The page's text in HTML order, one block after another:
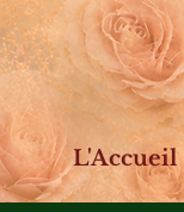
L'Accueil